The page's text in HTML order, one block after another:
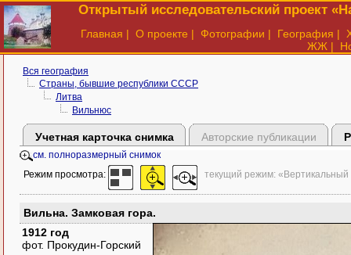
Открытый исследовательский проект
Главная | О проекте | Фотографии | География |
ЖЖ |
Вся география
Страны, бывшие республики СССР
Литва
Вильнюс
Учетная карточка снимка Авторские публикации
см. полноразмерный снимок
Режим просмотра: текущий режим: «Вертикальный
Вильна. Замковая гора.
1912 год
фот. Прокудин-Горский